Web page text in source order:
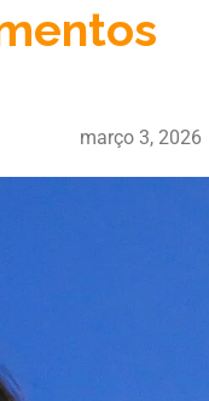
março 3, 2026